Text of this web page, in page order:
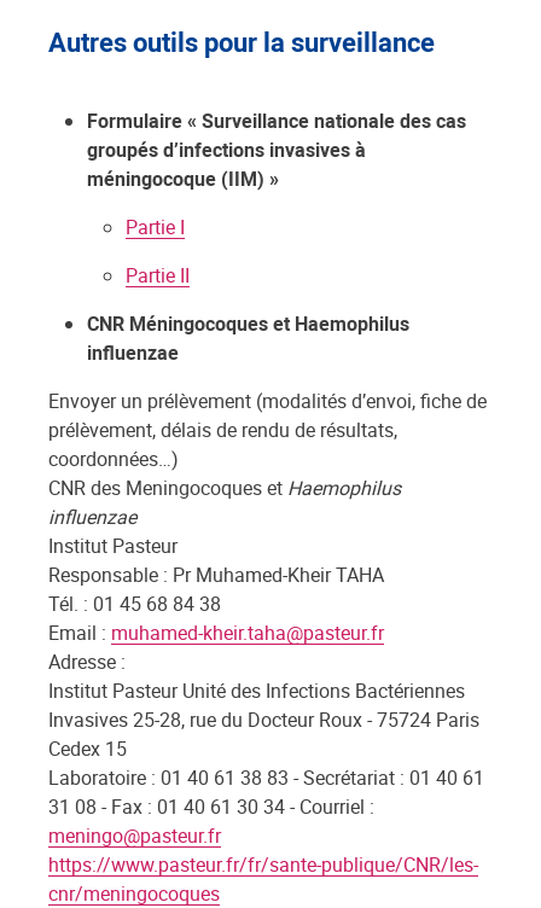
Autres outils pour la surveillance
Formulaire « Surveillance nationale des cas
groupés d’infections invasives à
méningocoque (IIM) »
Partie I
Partie II
CNR Méningocoques et Haemophilus
influenzae
Envoyer un prélèvement (modalités d’envoi, fiche de
prélèvement, délais de rendu de résultats,
coordonnées…)
CNR des Meningocoques et Haemophilus
influenzae
Institut Pasteur
Responsable : Pr Muhamed-Kheir TAHA
Tél. : 01 45 68 84 38
Email : muhamed-kheir.taha@pasteur.fr
Adresse :
Institut Pasteur Unité des Infections Bactériennes
Invasives 25-28, rue du Docteur Roux - 75724 Paris
Cedex 15
Laboratoire : 01 40 61 38 83 - Secrétariat : 01 40 61
31 08 - Fax : 01 40 61 30 34 - Courriel :
meningo@pasteur.fr
https://www.pasteur.fr/fr/sante-publique/CNR/les-
cnr/meningocoques